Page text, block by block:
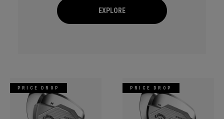
EXPLORE
PRICE DROP PRICE DROP